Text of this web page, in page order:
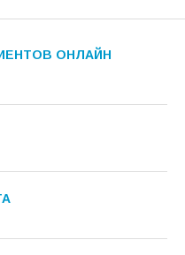
ОНЛАЙН